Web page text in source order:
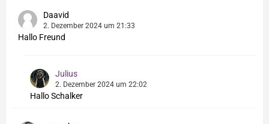
Daavid
2. Dezember 2024 um 21:33
Hallo Freund
Julius
2. Dezember 2024 um 22:02
Hallo Schalker